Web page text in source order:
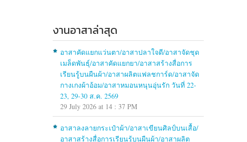
งานอาสาล่าสุด
อาสาคัดแยกแว่นตา/อาสาปลาใจดี/อาสาจัดชุด
เมล็ดพันธุ์/อาสาคัดแยกยา/อาสาสร้างสื่อการ
เรียนรู้บนผืนผ้า/อาสาผลิตแฟลชการ์ด/อาสาจัด
กางเกงผ้าอ้อม/อาสาหมอนหนุนอุ่นรัก วันที่ 22-
23, 29-30 ส.ค. 2569
29 July 2026 at 14 : 37 PM
อาสาลงลายกระเป๋าผ้า/อาสาเขียนศิลป์บนเสื้อ/
อาสาสร้างสื่อการเรียนรู้บนผืนผ้า/อาสาผลิต